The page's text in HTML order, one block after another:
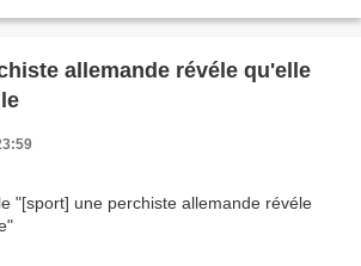
allemande révéle qu'elle